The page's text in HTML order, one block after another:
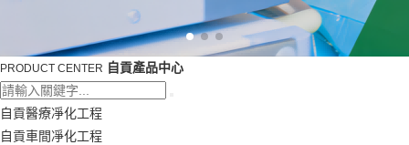
PRODUCT CENTER 自貢產品中心
自貢醫療凈化工程
自貢車間凈化工程